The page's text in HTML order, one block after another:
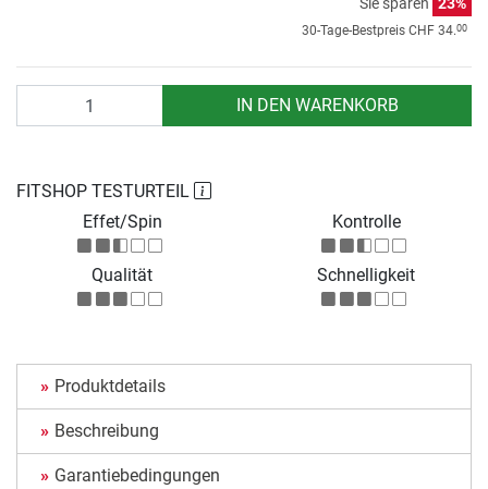
30-Tage-Bestpreis CHF 34.00
IN DEN WARENKORB
FITSHOP TESTURTEIL
Effet/Spin
Kontrolle
Qualität Schnelligkeit
Produktdetails
Beschreibung
Garantiebedingungen